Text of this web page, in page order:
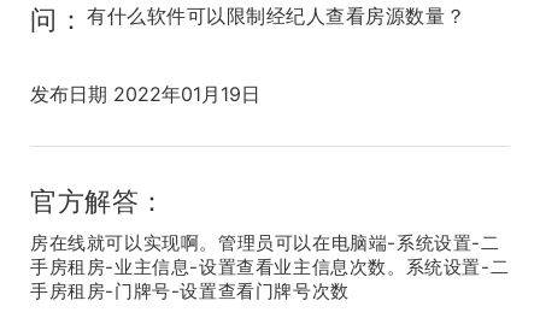
问： 有什么软件可以限制经纪人查看房源数量？
发布日期 2022年01月19日
官方解答：
房在线就可以实现啊。管理员可以在电脑端-系统设置-二
手房租房-业主信息-设置查看业主信息次数。系统设置-二
手房租房-门牌号-设置查看门牌号次数